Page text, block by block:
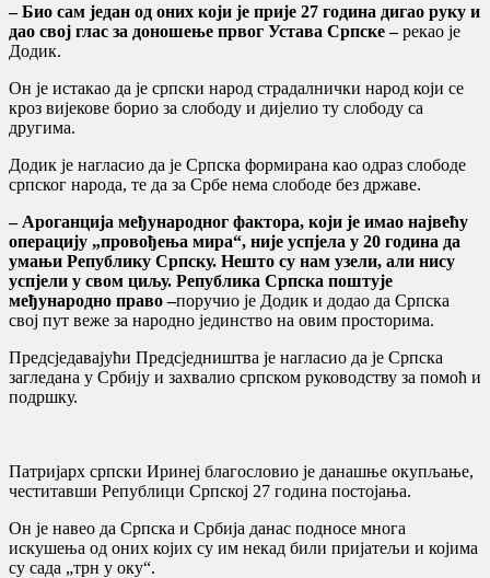
– Био сам један од оних који је прије 27 година дигао руку и
дао свој глас за доношење првог Устава Српске –рекао је
Додик.
Он је истакао да је српски народ страдалнички народ који се
кроз вијекове борио за слободу и дијелио ту слободу са
другима.
Додик је нагласио да је Српска формирана као одраз слободе
српског народа, те да за Србе нема слободе без државе.
– Ароганција међународног фактора, који је имао највећу
операцију „провођења мира“, није успјела у 20 година да
умањи Републику Српску. Нешто су нам узели, али нису
успјели у свом циљу. Република Српска поштује
међународно право –поручио је Додик и додао да Српска
свој пут веже за народно јединство на овим просторима.
Предсједавајући Предсједништва је нагласио да је Српска
загледана у Србију и захвалио српском руководству за помоћ и
подршку.
Патријарх српски Иринеј благословио је данашње окупљање,
честитавши Републици Српској 27 година постојања.
Он је навео да Српска и Србија данас подносе многа
искушења од оних којих су им некад били пријатељи и којима
су сада „трн у оку“.